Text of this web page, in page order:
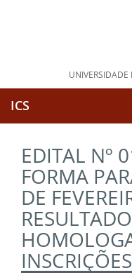
UNIVERSIDADE
ICS
EDITAL Nº
FORMA
DE
INSCRIÇÕES